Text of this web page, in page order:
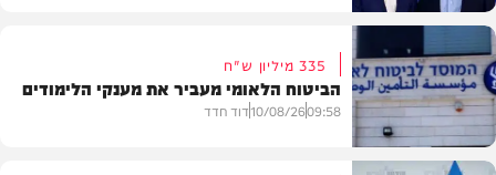
חדשות
335 מיליון ש"ח
הביטוח הלאומי מעביר את מענקי הלימודים
09:58
10/08/26דוד חדד